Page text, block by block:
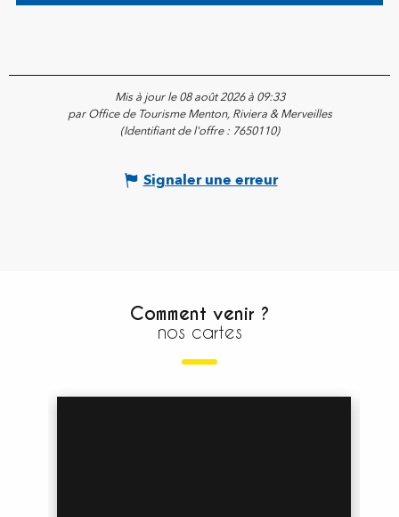
Mis à jour le 08 août 2026 à 09:33
par Office de Tourisme Menton, Riviera & Merveilles
(Identifiant de l'offre : 7650110)
Signaler une erreur
Comment venir ?
nos cartes